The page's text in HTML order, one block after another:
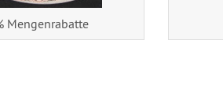
Mengenrabatte